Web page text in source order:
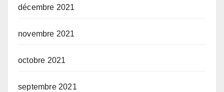
décembre 2021
novembre 2021
octobre 2021
septembre 2021